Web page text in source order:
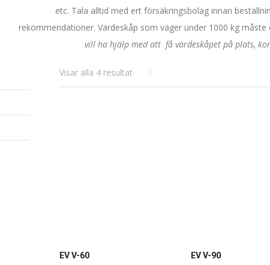
etc. Tala alltid med ert försäkringsbolag innan
rekommendationer. Värdeskåp som väger under 1000 kg
vill ha hjälp med att få värdeskåpet på plats,
Visar alla 4 resultat
EV V-60 EV V-90